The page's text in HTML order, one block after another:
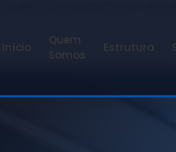
Início
Quem
Somos
Estrutura